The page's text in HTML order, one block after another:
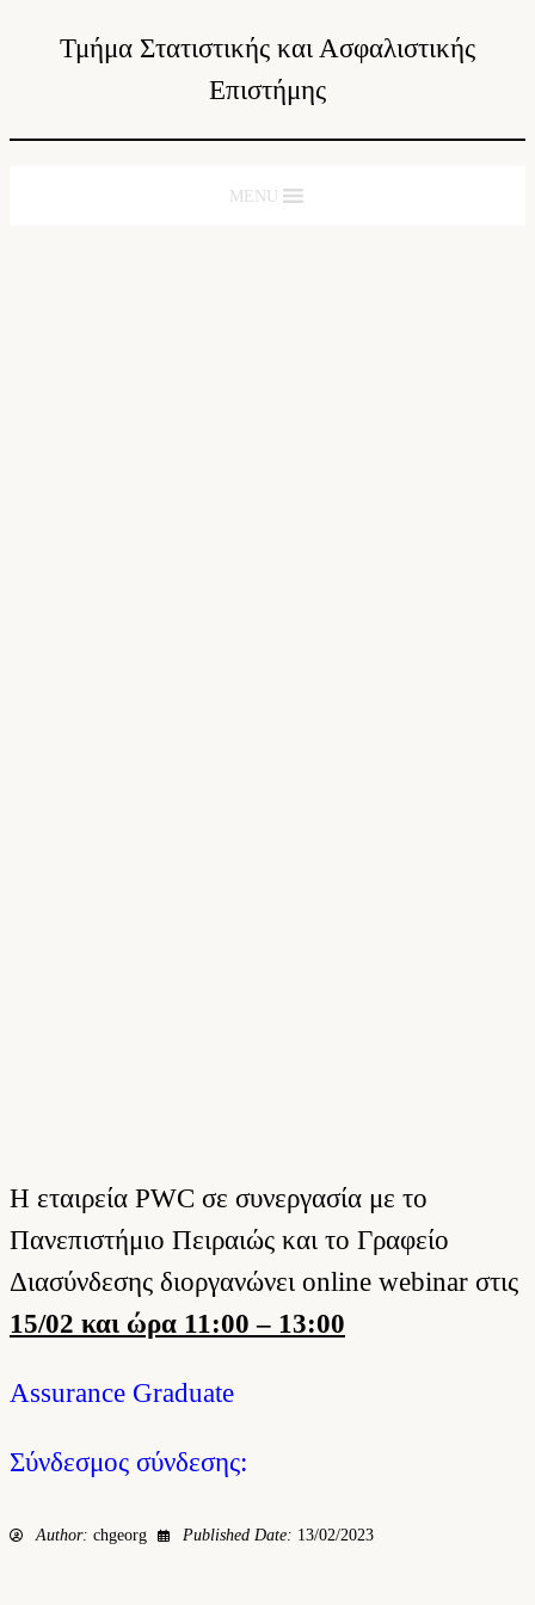
Τμήμα Στατιστικής και Ασφαλιστικής
Επιστήμης
MENU
Η εταιρεία PWC σε συνεργασία με το
Πανεπιστήμιο Πειραιώς και το Γραφείο
Διασύνδεσης διοργανώνει online webinar στις
15/02 και ώρα 11:00 – 13:00
Assurance Graduate
Σύνδεσμος σύνδεσης:
Author: chgeorg Published Date: 13/02/2023